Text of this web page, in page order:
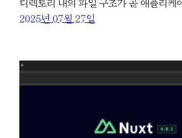
디렉토리 내의 파일 구조가 곧 애플리
2025년 07월 27일